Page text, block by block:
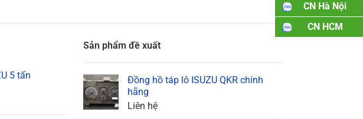
5 tấn
Sản phẩm đề xuất
Đồng hồ táp lô ISUZU QKR chính
hãng
Liên hệ
CN Hà Nội
CN HCM